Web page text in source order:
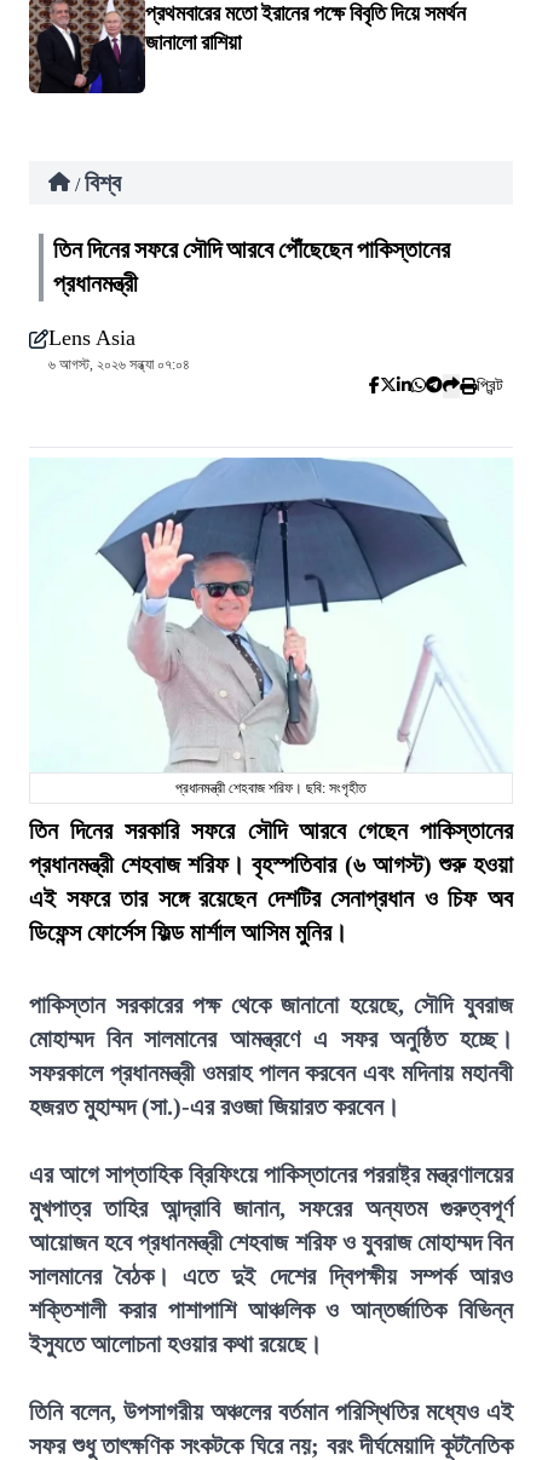
প্রথমবারের মতো ইরানের পক্ষে বিবৃতি দিয়ে সমর্থন
জানালো রাশিয়া
/ বিশ্ব
তিন দিনের সফরে সৌদি আরবে পৌঁছেছেন পাকিস্তানের
প্রধানমন্ত্রী
Lens Asia
৬ আগস্ট, ২০২৬ সন্ধ্যা ০৭:০৪
প্রিন্ট
প্রধানমন্ত্রী শেহবাজ শরিফ। ছবি: সংগৃহীত
তিন দিনের সরকারি সফরে সৌদি আরবে গেছেন পাকিস্তানের
প্রধানমন্ত্রী শেহবাজ শরিফ। বৃহস্পতিবার (৬ আগস্ট) শুরু হওয়া
এই সফরে তার সঙ্গে রয়েছেন দেশটির সেনাপ্রধান ও চিফ অব
ডিফেন্স ফোর্সেস ফিল্ড মার্শাল আসিম মুনির।
পাকিস্তান সরকারের পক্ষ থেকে জানানো হয়েছে, সৌদি যুবরাজ
মোহাম্মদ বিন সালমানের আমন্ত্রণে এ সফর অনুষ্ঠিত হচ্ছে।
সফরকালে প্রধানমন্ত্রী ওমরাহ পালন করবেন এবং মদিনায় মহানবী
হজরত মুহাম্মদ (সা.)-এর রওজা জিয়ারত করবেন।
এর আগে সাপ্তাহিক ব্রিফিংয়ে পাকিস্তানের পররাষ্ট্র মন্ত্রণালয়ের
মুখপাত্র তাহির আন্দ্রাবি জানান, সফরের অন্যতম গুরুত্বপূর্ণ
আয়োজন হবে প্রধানমন্ত্রী শেহবাজ শরিফ ও যুবরাজ মোহাম্মদ বিন
সালমানের বৈঠক। এতে দুই দেশের দ্বিপক্ষীয় সম্পর্ক আরও
শক্তিশালী করার পাশাপাশি আঞ্চলিক ও আন্তর্জাতিক বিভিন্ন
ইস্যুতে আলোচনা হওয়ার কথা রয়েছে।
তিনি বলেন, উপসাগরীয় অঞ্চলের বর্তমান পরিস্থিতির মধ্যেও এই
সফর শুধু তাৎক্ষণিক সংকটকে ঘিরে নয়; বরং দীর্ঘমেয়াদি কূটনৈতিক